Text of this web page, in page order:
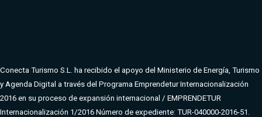
Conecta Turismo S.L. ha recibido el apoyo del Ministerio de Energía, Turismo
y Agenda Digital a través del Programa Emprendetur Internacionalización
2016 en su proceso de expansión internacional / EMPRENDETUR
Internacionalización 1/2016 Número de expediente: TUR-040000-2016-51.